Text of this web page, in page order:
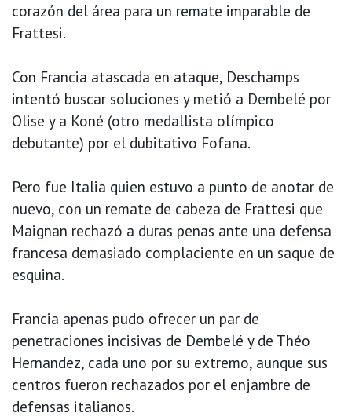
corazón del área para un remate imparable de
Frattesi.
Con Francia atascada en ataque, Deschamps
intentó buscar soluciones y metió a Dembelé por
Olise y a Koné (otro medallista olímpico
debutante) por el dubitativo Fofana.
Pero fue Italia quien estuvo a punto de anotar de
nuevo, con un remate de cabeza de Frattesi que
Maignan rechazó a duras penas ante una defensa
francesa demasiado complaciente en un saque de
esquina.
Francia apenas pudo ofrecer un par de
penetraciones incisivas de Dembelé y de Théo
Hernandez, cada uno por su extremo, aunque sus
centros fueron rechazados por el enjambre de
defensas italianos.